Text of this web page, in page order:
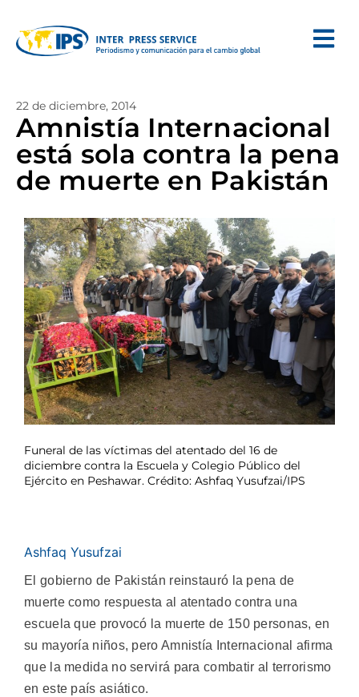
22 de diciembre, 2014
Amnistía Internacional
está sola contra la pena
de muerte en Pakistán
Funeral de las víctimas del atentado del 16 de
diciembre contra la Escuela y Colegio Público del
Ejército en Peshawar. Crédito: Ashfaq Yusufzai/IPS
Ashfaq Yusufzai
El gobierno de Pakistán reinstauró la pena de
muerte como respuesta al atentado contra una
escuela que provocó la muerte de 150 personas, en
su mayoría niños, pero Amnistía Internacional afirma
que la medida no servirá para combatir al terrorismo
en este país asiático.